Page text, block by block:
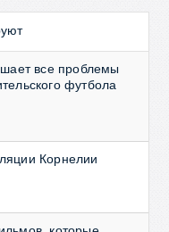
все проблемы
футбола
Корнелии